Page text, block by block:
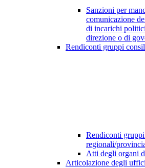
Sanzioni per
comunicazione
di incarichi
direzione o di
Rendiconti gruppi
Rendiconti
regionali/
Atti degli organi
Articolazione degli uffici